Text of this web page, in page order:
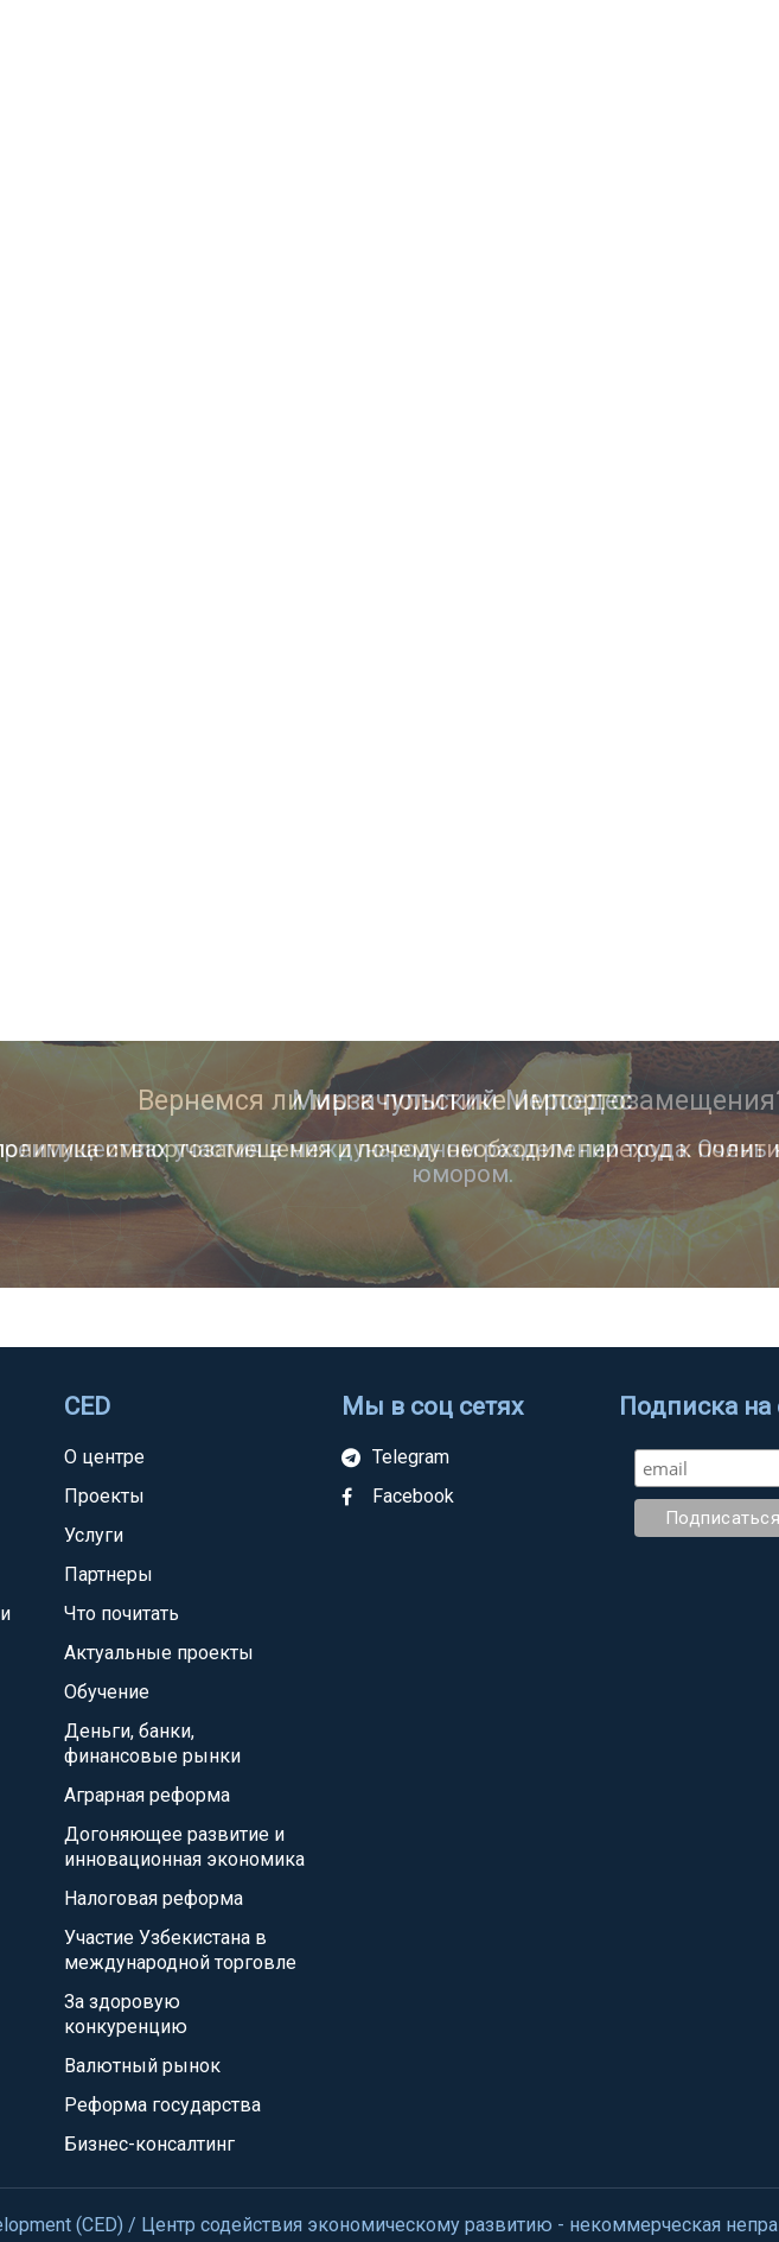
Мирзачульский Мерседес
участия в международном разделении труда. Очень
юмором.
CED
О центре
Проекты
Услуги
Партнеры
Что почитать
Актуальные проекты
Обучение
Деньги, банки,
финансовые рынки
Аграрная реформа
Догоняющее развитие и
инновационная экономика
Налоговая реформа
Участие Узбекистана в
международной торговле
За здоровую
конкуренцию
Валютный рынок
Реформа государства
Бизнес-консалтинг
Мы в соц сетях
Telegram
Facebook
Подписка
(CED) / Центр содействия экономическому развитию - некоммерческая